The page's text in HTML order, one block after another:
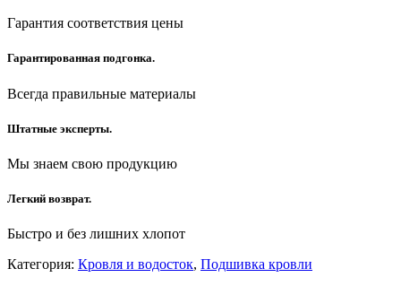
Гарантия соответствия цены
Гарантированная подгонка.
Всегда правильные материалы
Штатные эксперты.
Мы знаем свою продукцию
Легкий возврат.
Быстро и без лишних хлопот
Категория: Кровля и водосток, Подшивка кровли